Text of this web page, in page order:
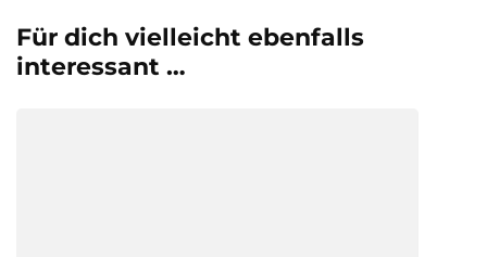
Für dich vielleicht ebenfalls
interessant …